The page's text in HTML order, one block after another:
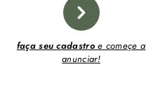
faça seu cadastroe começe a
anunciar!